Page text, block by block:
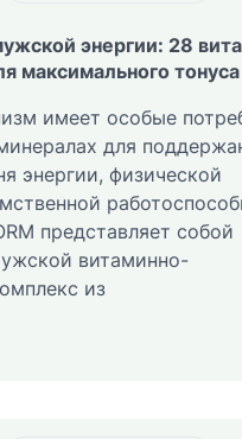
энергии: 28
максимального тонуса
имеет особые
для
энергии, физической
представляет собой
витаминно-
из